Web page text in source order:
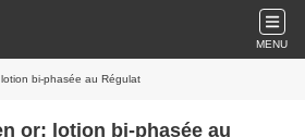
MENU
bi-phasée au Régulat
or: lotion bi-phasée au